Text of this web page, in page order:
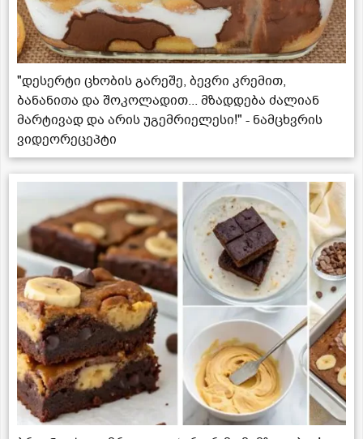
"დესერტი ცხობის გარეშე, ბევრი კრემით,
ბანანითა და შოკოლადით... მზადდება ძალიან
მარტივად და არის უგემრიელესი!" - ნამცხვრის
ვიდეორეცეპტი